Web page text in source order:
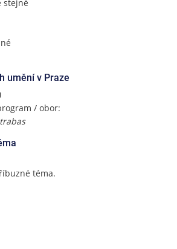
stejné
umění v Praze
/ obor:
téma.